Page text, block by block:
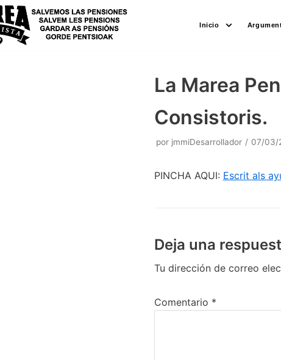
Saltar
al
contenido
Inicio
La Marea
Consistoris.
por jmmiDesarrollador 07/03/
PINCHA AQUI: Escrit als
Deja una
Tu dirección de correo
Comentario *